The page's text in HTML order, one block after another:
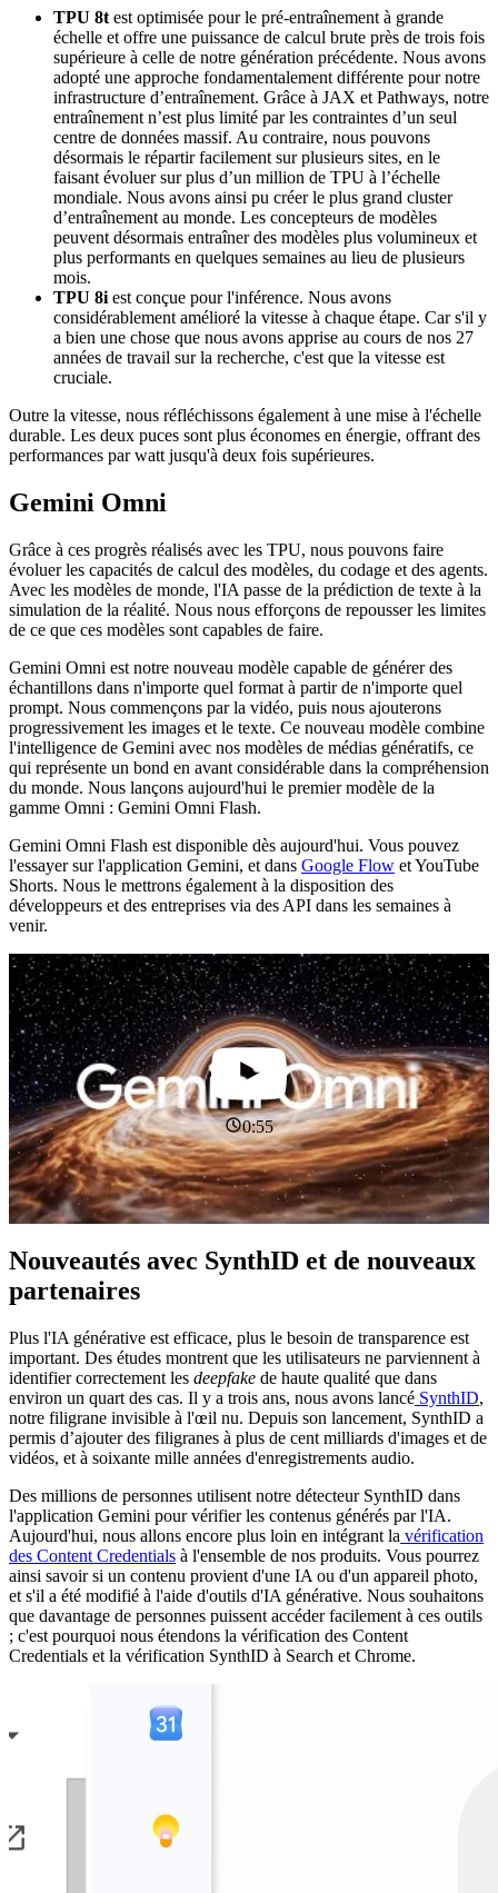
TPU 8t est optimisée pour le pré-entraînement à grande
échelle et offre une puissance de calcul brute près de trois fois
supérieure à celle de notre génération précédente. Nous avons
adopté une approche fondamentalement différente pour notre
infrastructure d’entraînement. Grâce à JAX et Pathways, notre
entraînement n’est plus limité par les contraintes d’un seul
centre de données massif. Au contraire, nous pouvons
désormais le répartir facilement sur plusieurs sites, en le
faisant évoluer sur plus d’un million de TPU à l’échelle
mondiale. Nous avons ainsi pu créer le plus grand cluster
d’entraînement au monde. Les concepteurs de modèles
peuvent désormais entraîner des modèles plus volumineux et
plus performants en quelques semaines au lieu de plusieurs
mois.
TPU 8i est conçue pour l'inférence. Nous avons
considérablement amélioré la vitesse à chaque étape. Car s'il y
a bien une chose que nous avons apprise au cours de nos 27
années de travail sur la recherche, c'est que la vitesse est
cruciale.
Outre la vitesse, nous réfléchissons également à une mise à l'échelle
durable. Les deux puces sont plus économes en énergie, offrant des
performances par watt jusqu'à deux fois supérieures.
Gemini Omni
Grâce à ces progrès réalisés avec les TPU, nous pouvons faire
évoluer les capacités de calcul des modèles, du codage et des agents.
Avec les modèles de monde, l'IA passe de la prédiction de texte à la
simulation de la réalité. Nous nous efforçons de repousser les limites
de ce que ces modèles sont capables de faire.
Gemini Omni est notre nouveau modèle capable de générer des
échantillons dans n'importe quel format à partir de n'importe quel
prompt. Nous commençons par la vidéo, puis nous ajouterons
progressivement les images et le texte. Ce nouveau modèle combine
l'intelligence de Gemini avec nos modèles de médias génératifs, ce
qui représente un bond en avant considérable dans la compréhension
du monde. Nous lançons aujourd'hui le premier modèle de la
gamme Omni : Gemini Omni Flash.
Gemini Omni Flash est disponible dès aujourd'hui. Vous pouvez
l'essayer sur l'application Gemini, et dans Google Flow et YouTube
Shorts. Nous le mettrons également à la disposition des
développeurs et des entreprises via des API dans les semaines à
venir.
0:55
Nouveautés avec SynthID et de nouveaux
partenaires
Plus l'IA générative est efficace, plus le besoin de transparence est
important. Des études montrent que les utilisateurs ne parviennent à
identifier correctement les deepfake de haute qualité que dans
environ un quart des cas. Il y a trois ans, nous avons lancé SynthID,
notre filigrane invisible à l'œil nu. Depuis son lancement, SynthID a
permis d’ajouter des filigranes à plus de cent milliards d'images et de
vidéos, et à soixante mille années d'enregistrements audio.
Des millions de personnes utilisent notre détecteur SynthID dans
l'application Gemini pour vérifier les contenus générés par l'IA.
Aujourd'hui, nous allons encore plus loin en intégrant la vérification
des Content Credentials à l'ensemble de nos produits. Vous pourrez
ainsi savoir si un contenu provient d'une IA ou d'un appareil photo,
et s'il a été modifié à l'aide d'outils d'IA générative. Nous souhaitons
que davantage de personnes puissent accéder facilement à ces outils
; c'est pourquoi nous étendons la vérification des Content
Credentials et la vérification SynthID à Search et Chrome.